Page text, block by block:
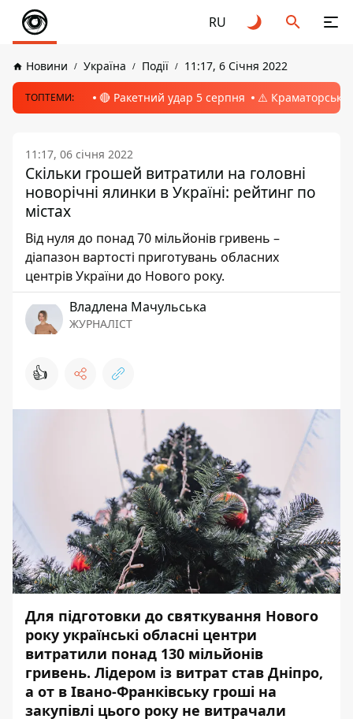
RU
Новини Україна Події 11:17, 6 Січня 2022
ТОПТЕМИ: 🔴 Ракетний удар 5 серпня ⚠️ Краматорськ,
11:17, 06 січня 2022
Скільки грошей витратили на головні
новорічні ялинки в Україні: рейтинг по
містах
Від нуля до понад 70 мільйонів гривень –
діапазон вартості приготувань обласних
центрів України до Нового року.
Владлена Мачульська
ЖУРНАЛІСТ
👍
Для підготовки до святкування Нового
року українські обласні центри
витратили понад 130 мільйонів
гривень. Лідером із витрат став Дніпро,
а от в Івано-Франківську гроші на
закупівлі цього року не витрачали